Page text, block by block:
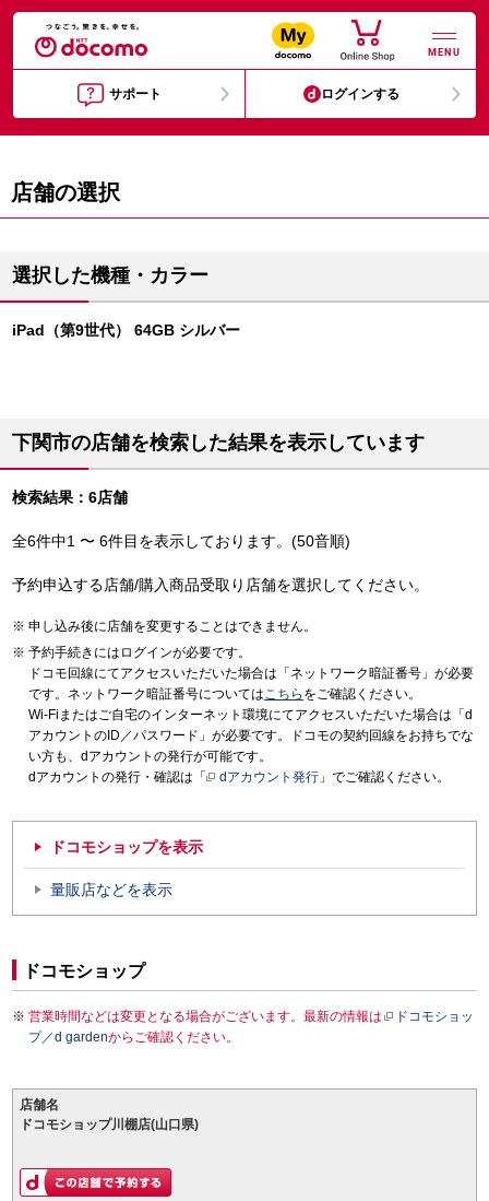
MENU
サポート ログインする
店舗の選択
選択した機種・カラー
iPad（第9世代） 64GB シルバー
下関市の店舗を検索した結果を表示しています
検索結果：6店舗
全6件中1 〜 6件目を表示しております。(50音順)
予約申込する店舗/購入商品受取り店舗を選択してください。
申し込み後に店舗を変更することはできません。
予約手続きにはログインが必要です。
ドコモ回線にてアクセスいただいた場合は「ネットワーク暗証番号」が必要
です。ネットワーク暗証番号についてはこちら をご確認ください。
Wi-Fiまたはご自宅のインターネット環境にてアクセスいただいた場合は「d
アカウントのID／パスワード」が必要です。ドコモの契約回線をお持ちでな
い方も、dアカウントの発行が可能です。
dアカウントの発行・確認は「
dアカウント発行 」でご確認ください。
ドコモショップを表示
量販店などを表示
ドコモショップ
営業時間などは変更となる場合がございます。最新の情報は
ドコモショッ
プ／d gardenからご確認ください。
店舗名
ドコモショップ川棚店(山口県)